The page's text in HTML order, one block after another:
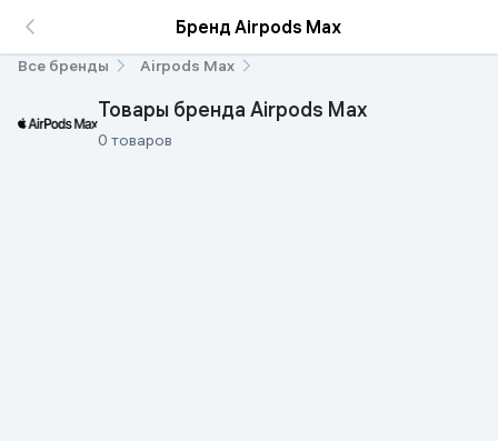
Бренд Airpods Max
Все бренды Airpods Max
Товары бренда Airpods Max
0 товаров